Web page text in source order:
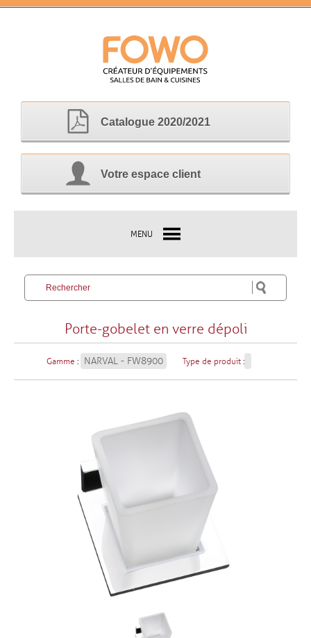
Catalogue 2020/2021
Votre espace client
MENU
Porte-gobelet en verre dépoli
Gamme : NARVAL - FW8900 Type de produit: